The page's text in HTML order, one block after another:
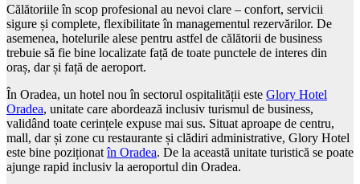
Călătoriile în scop profesional au nevoi clare – confort, servicii
sigure și complete, flexibilitate în managementul rezervărilor. De
asemenea, hotelurile alese pentru astfel de călătorii de business
trebuie să fie bine localizate față de toate punctele de interes din
oraș, dar și față de aeroport.
În Oradea, un hotel nou în sectorul ospitalității este Glory Hotel
Oradea, unitate care abordează inclusiv turismul de business,
validând toate cerințele expuse mai sus. Situat aproape de centru,
mall, dar și zone cu restaurante și clădiri administrative, Glory Hotel
este bine poziționatîn Oradea. De la această unitate turistică se poate
ajunge rapid inclusiv la aeroportul din Oradea.